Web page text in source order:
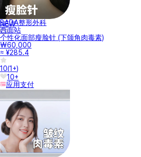
NEW
BADA整形外科
西面站
个性化面部瘦脸针 (下颌角肉毒素)
₩60,000
≈ ¥285.4
10(1+)
10+
应用支付